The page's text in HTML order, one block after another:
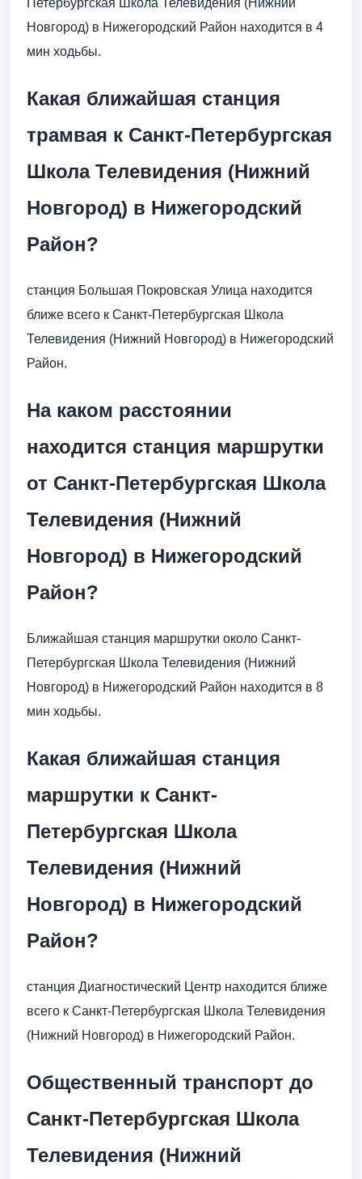
Петербургская Школа Телевидения (Нижний
Новгород) в Нижегородский Район находится в 4
мин ходьбы.
Какая ближайшая станция
трамвая к Санкт-Петербургская
Школа Телевидения (Нижний
Новгород) в Нижегородский
Район?
станция Большая Покровская Улица находится
ближе всего к Санкт-Петербургская Школа
Телевидения (Нижний Новгород) в Нижегородский
Район.
На каком расстоянии
находится станция маршрутки
от Санкт-Петербургская Школа
Телевидения (Нижний
Новгород) в Нижегородский
Район?
Ближайшая станция маршрутки около Санкт-
Петербургская Школа Телевидения (Нижний
Новгород) в Нижегородский Район находится в 8
мин ходьбы.
Какая ближайшая станция
маршрутки к Санкт-
Петербургская Школа
Телевидения (Нижний
Новгород) в Нижегородский
Район?
станция Диагностический Центр находится ближе
всего к Санкт-Петербургская Школа Телевидения
(Нижний Новгород) в Нижегородский Район.
Общественный транспорт до
Санкт-Петербургская Школа
Телевидения (Нижний